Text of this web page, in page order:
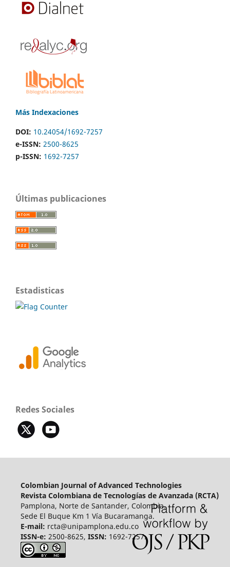
Más Indexaciones
DOI: 10.24054/1692-7257
e-ISSN: 2500-8625
p-ISSN: 1692-7257
Últimas publicaciones
Estadisticas
Redes Sociales
Colombian Journal of Advanced Technologies
Revista Colombiana de Tecnologías de Avanzada (RCTA)
Pamplona, Norte de Santander, Colombia.
Sede El Buque Km 1 Vía Bucaramanga.
E-mail: rcta@unipamplona.edu.co
ISSN-e: 2500-8625, ISSN: 1692-7257.